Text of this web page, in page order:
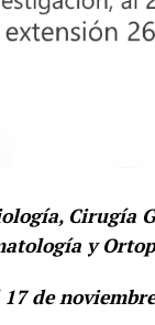
Cirugía
y
de